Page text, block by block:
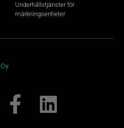
Underhållstjänster för
märkningsenheter